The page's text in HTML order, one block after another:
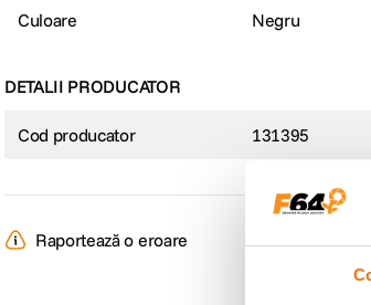
Culoare Negru
DETALII PRODUCATOR
Cod producator 131395
Raportează o eroare